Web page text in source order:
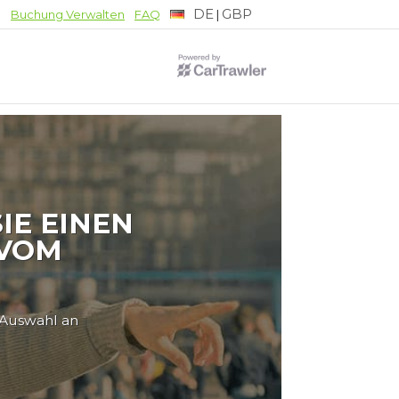
Buchung Verwalten FAQ DE| GBP
EINEN
an